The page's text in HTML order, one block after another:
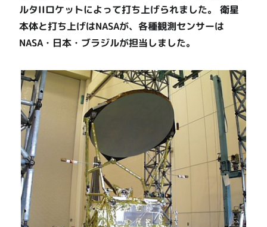
ルタIIロケットによって打ち上げられました。 衛星
本体と打ち上げはNASAが、各種観測センサーは
NASA・日本・ブラジルが担当しました。